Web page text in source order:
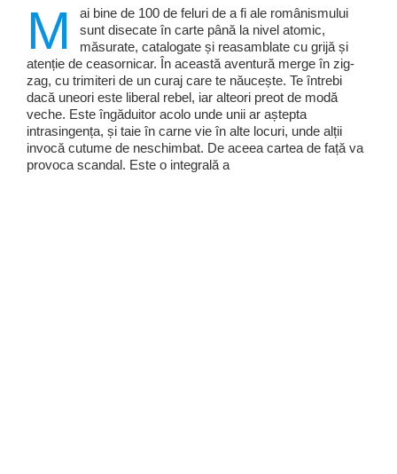
M
ai bine de 100 de feluri de a fi ale românismului
sunt disecate în carte până la nivel atomic,
măsurate, catalogate și reasamblate cu grijă și
atenție de ceasornicar. În această aventură merge în zig-
zag, cu trimiteri de un curaj care te năucește. Te întrebi
dacă uneori este liberal rebel, iar alteori preot de modă
veche. Este îngăduitor acolo unde unii ar aștepta
intrasingența, și taie în carne vie în alte locuri, unde alții
invocă cutume de neschimbat. De aceea cartea de față va
provoca scandal. Este o integrală a